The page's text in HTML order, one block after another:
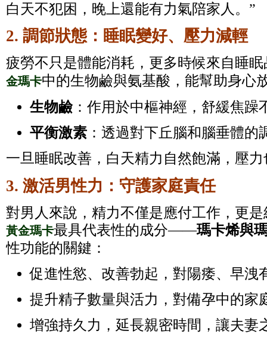
白天不犯困，晚上還能有力氣陪家人。”
2. 調節狀態：睡眠變好、壓力減輕
疲勞不只是體能消耗，更多時候來自睡
金瑪卡中的生物鹼與氨基酸，能幫助身心
生物鹼：作用於中樞神經，舒緩焦躁
平衡激素 ：透過對下丘腦和腦垂體
一旦睡眠改善，白天精力自然飽滿，壓
3. 激活男性力：守護家庭責任
對男人來說，精力不僅是應付工作，更
黃金瑪卡最具代表性的成分——瑪卡烯與
性功能的關鍵：
促進性慾、改善勃起，對陽痿、早洩
提升精子數量與活力，對備孕中的家
增強持久力，延長親密時間，讓夫妻